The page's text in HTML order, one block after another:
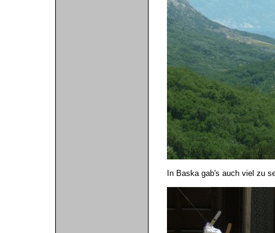
In Baska gab's auch viel zu